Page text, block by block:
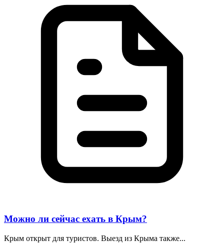
Можно ли сейчас ехать в Крым?
Крым открыт для туристов. Выезд из Крыма также...